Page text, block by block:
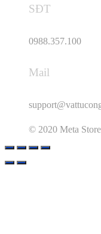
SĐT
0988.357.100
Mail
© 2020 Meta